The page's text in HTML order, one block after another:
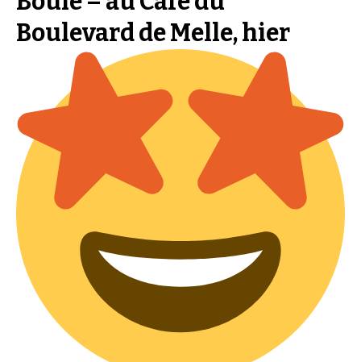
Boulevard de Melle, hier